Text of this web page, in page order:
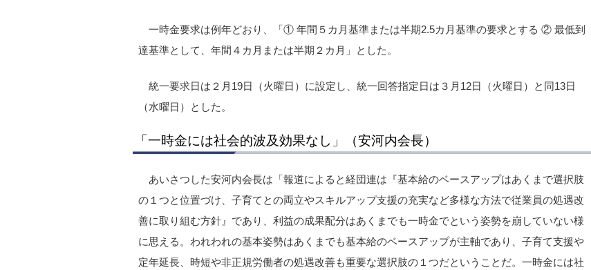
一時金要求は例年どおり、「① 年間５カ月基準または半期2.5カ月基準の要求とする ② 最低到
達基準として、年間４カ月または半期２カ月」とした。
統一要求日は２月19日（火曜日）に設定し、統一回答指定日は３月12日（火曜日）と同13日
（水曜日）とした。
「一時金には社会的波及効果なし」（安河内会長）
あいさつした安河内会長は「報道によると経団連は『基本給のベースアップはあくまで選択肢
の１つと位置づけ、子育てとの両立やスキルアップ支援の充実など多様な方法で従業員の処遇改
善に取り組む方針』であり、利益の成果配分はあくまでも一時金でという姿勢を崩していない様
に思える。われわれの基本姿勢はあくまでも基本給のベースアップが主軸であり、子育て支援や
定年延長、時短や非正規労働者の処遇改善も重要な選択肢の１つだということだ。一時金には社